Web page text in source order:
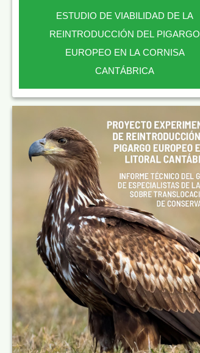
ESTUDIO DE VIABILIDAD DE LA
REINTRODUCCIÓN DEL PIGARGO
EUROPEO EN LA CORNISA
CANTÁBRICA